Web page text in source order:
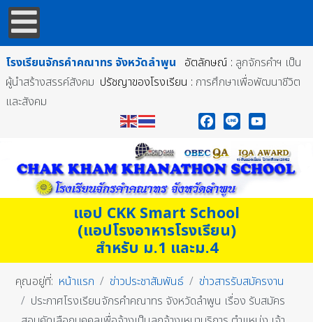
โรงเรียนจักรคำคณาทร จังหวัดลำพูน อัตลักษณ์ : ลูกจักรคำฯ เป็น
ผู้นำสร้างสรรค์สังคม ปรัชญาของโรงเรียน : การศึกษาเพื่อพัฒนาชีวิต
และสังคม
แอป CKK Smart School
(แอปโรงอาหารโรงเรียน)
สำหรับ ม.1 และม.4
คุณอยู่ที่: หน้าแรก ข่าวประชาสัมพันธ์
ข่าวสารรับสมัครงาน
ประกาศโรงเรียนจักรคำคณาทร จังหวัดลำพูน เรื่อง รับสมัคร